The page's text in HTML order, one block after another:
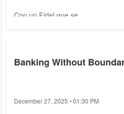
Con un Fidel que se...
Banking Without
December 27, 2025 • 01:30 PM